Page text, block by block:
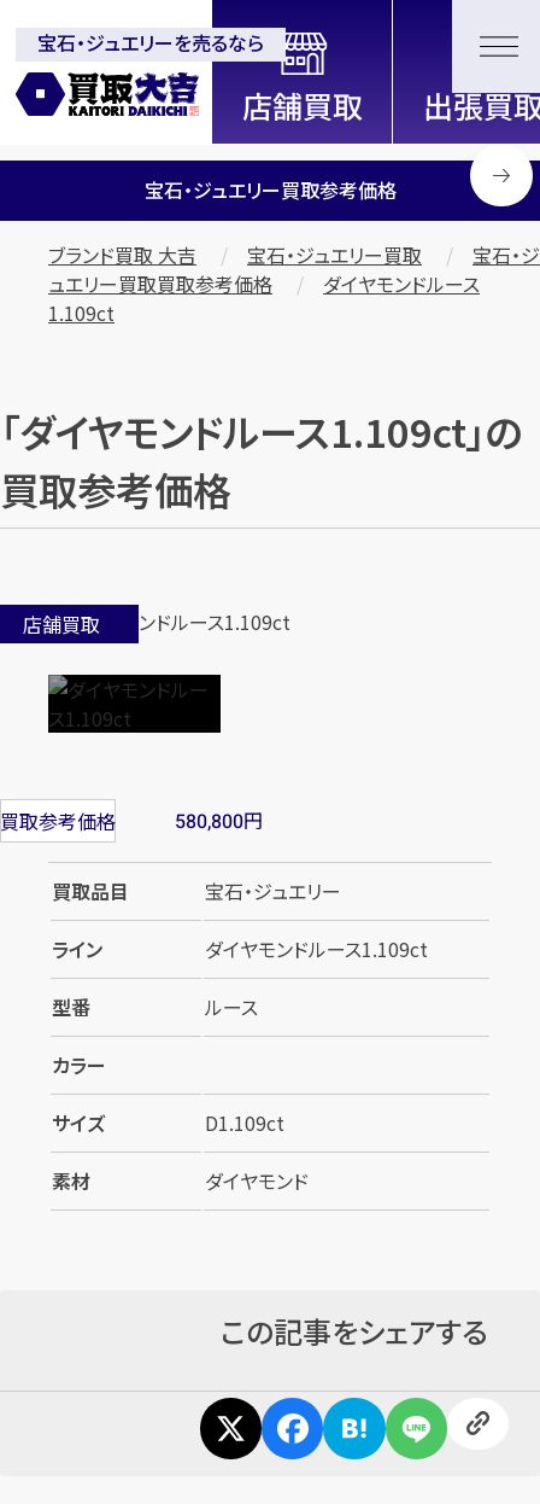
全国2200店舗以上展開中！信頼と実績の買取専門店「買取大
吉」
宝石・ジュエリーを売るなら
宝石・ジュエリー買取参考価格
ブランド買取 大吉 宝石・ジュエリー買取
宝石・ジ
ュエリー買取買取参考価格
ダイヤモンドルース
1.109ct
「ダイヤモンドルース1.109ct」の
買取参考価格
店舗買取
買取参考価格 580,800円
買取品目
宝石・ジュエリー
ライン
ダイヤモンドルース1.109ct
型番
ルース
カラー
サイズ
D1.109ct
素材
ダイヤモンド
この記事をシェアする